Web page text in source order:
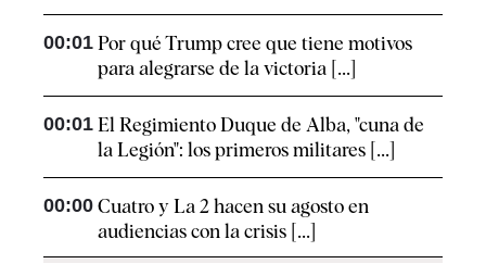
00:01 Por qué Trump cree que tiene motivos
para alegrarse de la victoria [...]
00:01 El Regimiento Duque de Alba, "cuna de
la Legión": los primeros militares [...]
00:00 Cuatro y La 2 hacen su agosto en
audiencias con la crisis [...]